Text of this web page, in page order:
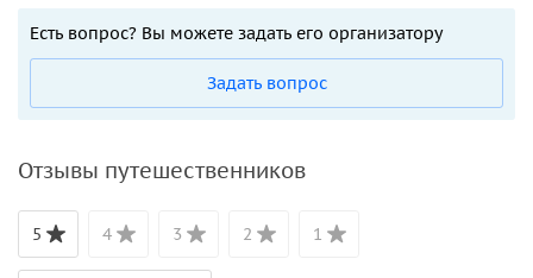
Есть вопрос? Вы можете задать его организатору
Задать вопрос
Отзывы путешественников
5 4 3 2 1